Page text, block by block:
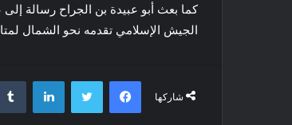
كما بعث أبو عبيدة بن الجراح رسالة
الجيش الإسلامي تقدمه نحو الشمال
شاركها
فيسبوك تويتر لينكدإن